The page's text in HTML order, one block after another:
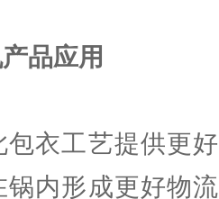
品应用
包衣工艺提供更
锅内形成更好物